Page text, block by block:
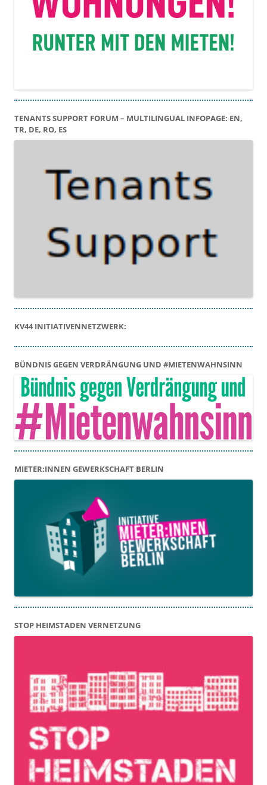
TENANTS SUPPORT FORUM – MULTILINGUAL INFOPAGE: EN,
TR, DE, RO, ES
KV44 INITIATIVENNETZWERK:
BÜNDNIS GEGEN VERDRÄNGUNG UND #MIETENWAHNSINN
MIETER:INNEN GEWERKSCHAFT BERLIN
STOP HEIMSTADEN VERNETZUNG